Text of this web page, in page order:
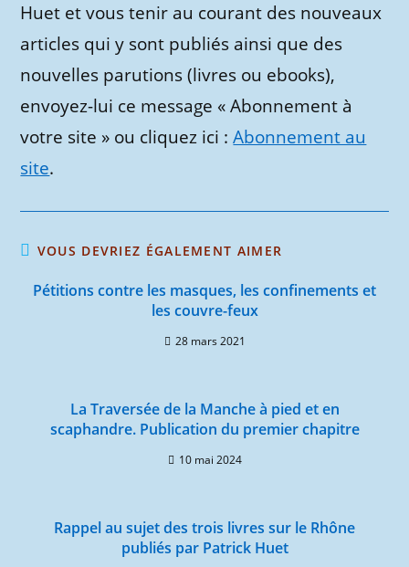
Huet et vous tenir au courant des nouveaux
articles qui y sont publiés ainsi que des
nouvelles parutions (livres ou ebooks),
envoyez-lui ce message « Abonnement à
votre site » ou cliquez ici :Abonnement au
site.
VOUS DEVRIEZ ÉGALEMENT AIMER
Pétitions contre les masques, les confinements et
les couvre-feux
28 mars 2021
La Traversée de la Manche à pied et en
scaphandre. Publication du premier chapitre
10 mai 2024
Rappel au sujet des trois livres sur le Rhône
publiés par Patrick Huet